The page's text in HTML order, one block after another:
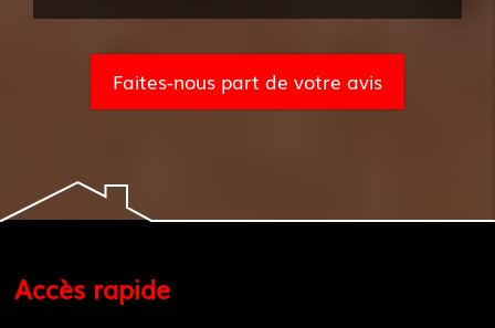
Faites-nous part de votre avis
Accès rapide